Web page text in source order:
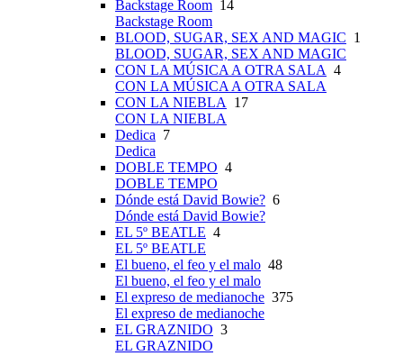
Backstage Room 14
Backstage Room
BLOOD, SUGAR, SEX AND MAGIC 1
BLOOD, SUGAR, SEX AND MAGIC
CON LA MÚSICA A OTRA SALA 4
CON LA MÚSICA A OTRA SALA
CON LA NIEBLA
17
CON LA NIEBLA
Dedica 7
Dedica
DOBLE TEMPO 4
DOBLE TEMPO
Dónde está David Bowie? 6
Dónde está David Bowie?
EL 5º BEATLE 4
EL 5º BEATLE
El bueno, el feo y el malo 48
El bueno, el feo y el malo
El expreso de medianoche 375
El expreso de medianoche
EL GRAZNIDO 3
EL GRAZNIDO